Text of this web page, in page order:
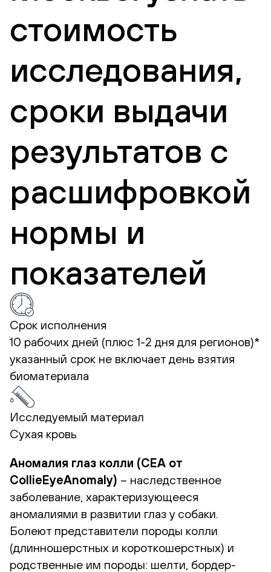
стоимость
исследования,
сроки выдачи
результатов с
расшифровкой
нормы и
показателей
Срок исполнения
10 рабочих дней (плюс 1-2 дня для регионов)*
указанный срок не включает день взятия
биоматериала
Исследуемый материал
Сухая кровь
Аномалия глаз колли (CEA от
CollieEyeAnomaly) – наследственное
заболевание, характеризующееся
аномалиями в развитии глаз у собаки.
Болеют представители породы колли
(длинношерстных и короткошерстных) и
родственные им породы: шелти, бордер-